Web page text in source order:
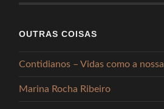
OUTRAS COISAS
Contidianos – Vidas como a nossa
Marina Rocha Ribeiro